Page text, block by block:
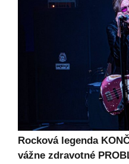
Rocková legenda
vážne zdravotné